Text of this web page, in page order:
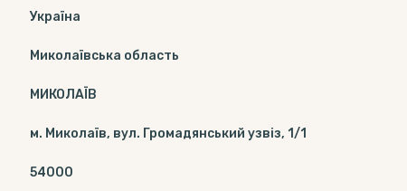
Україна
Миколаївська область
МИКОЛАЇВ
м. Миколаїв, вул. Громадянський узвіз, 1/1
54000